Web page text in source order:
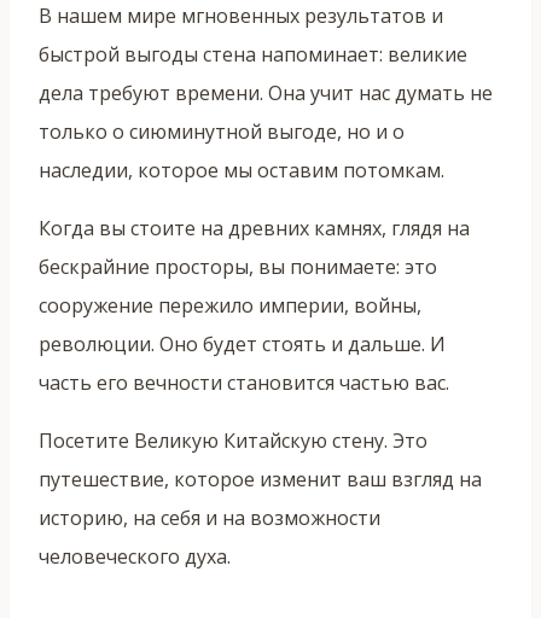
В нашем мире мгновенных результатов и
быстрой выгоды стена напоминает: великие
дела требуют времени. Она учит нас думать не
только о сиюминутной выгоде, но и о
наследии, которое мы оставим потомкам.
Когда вы стоите на древних камнях, глядя на
бескрайние просторы, вы понимаете: это
сооружение пережило империи, войны,
революции. Оно будет стоять и дальше. И
часть его вечности становится частью вас.
Посетите Великую Китайскую стену. Это
путешествие, которое изменит ваш взгляд на
историю, на себя и на возможности
человеческого духа.